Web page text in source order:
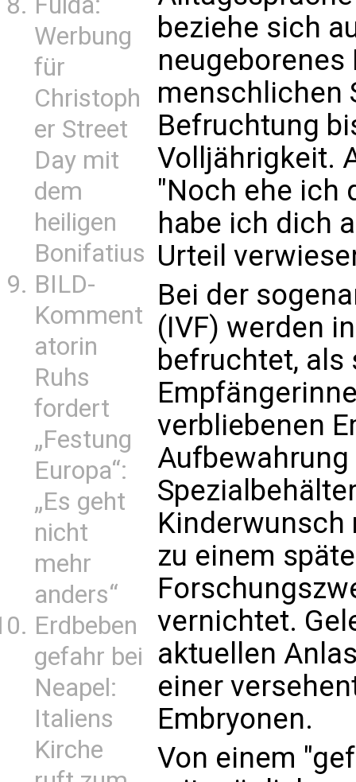
Werbung
für
Christoph
er Street
Day mit
dem
heiligen
Bonifatius
BILD-
Komment
atorin
Ruhs
fordert
„Festung
Europa“:
„Es geht
nicht
mehr
anders“
Erdbeben
gefahr bei
Neapel:
Italiens
Kirche
beziehe sich
neugeborenes
menschlichen
Befruchtung
Volljährigkeit.
"Noch ehe ich
habe ich dich
Urteil
Bei der
(IVF) werden
befruchtet, als
verbliebenen
Kinderwunsch
zu einem
vernichtet.
aktuellen
einer
Embryonen.
Von einem